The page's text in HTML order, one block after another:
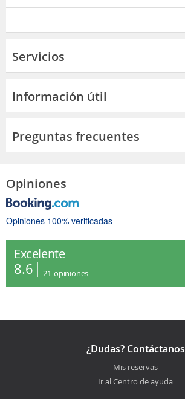
Servicios
Información útil
Preguntas frecuentes
Opiniones
Opiniones 100% verificadas
Excelente
8.6 21 opiniones
¿Dudas? Contáctanos
Mis reservas
Ir al Centro de ayuda